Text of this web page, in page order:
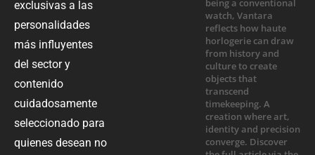
exclusivas a las
personalidades
más influyentes
del sector y
contenido
cuidadosamente
seleccionado para
quienes desean no